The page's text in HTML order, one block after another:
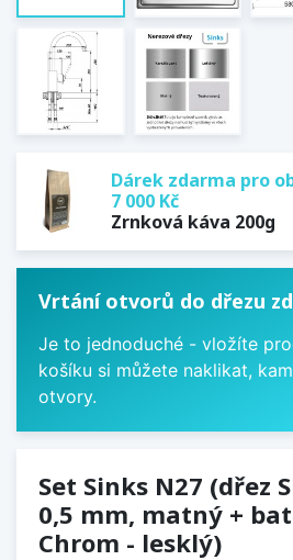
Dárek zdarma pro
7 000 Kč
Zrnková káva 200g
Vrtání otvorů do dřezu
Je to jednoduché - vložíte
košíku si můžete naklikat,
otvory.
Set Sinks N27 (dřez
0,5 mm, matný +
Chrom - lesklý)